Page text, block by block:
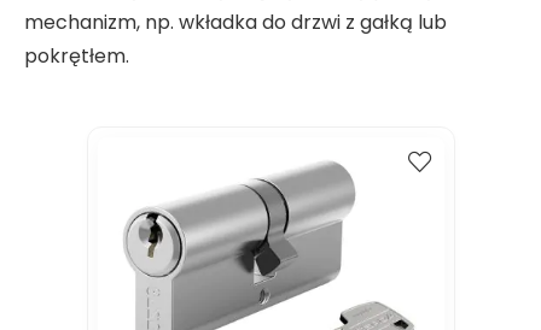
mechanizm, np. wkładka do drzwi z gałką lub
pokrętłem.